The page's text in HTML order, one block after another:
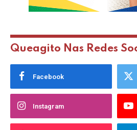
Queagito Nas Redes
Facebook
Instagram